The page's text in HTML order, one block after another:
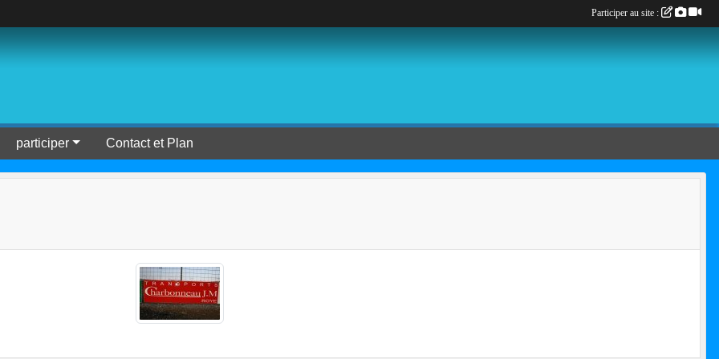
participer Contact et Plan
Participer au site :